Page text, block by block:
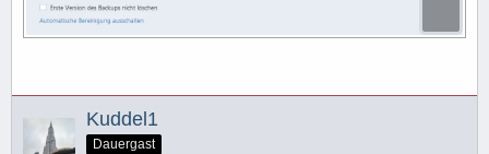
Kuddel1
Dauergast